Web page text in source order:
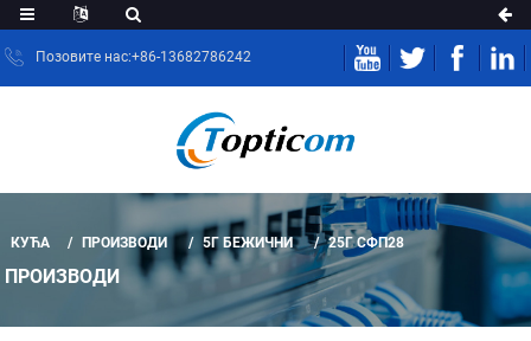
Позовите нас:+86-13682786242
КУЋА ПРОИЗВОДИ 5Г БЕЖИЧНИ 25Г СФП28
ПРОИЗВОДИ